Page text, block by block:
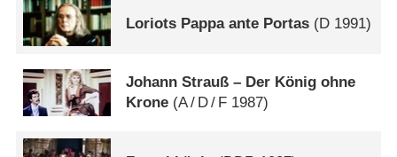
Loriots Pappa ante Portas (D 1991)
Johann Strauß – Der König ohne
Krone (A/ D/ F 1987)